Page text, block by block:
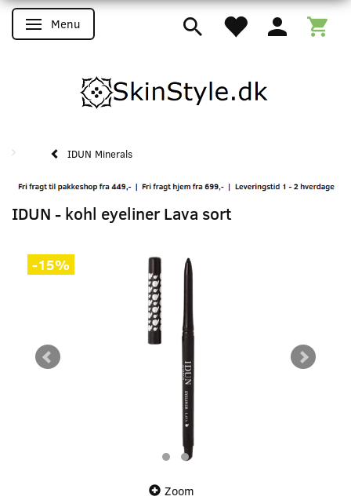
Skifte navigation
Menu
IDUN Minerals
IDUN - kohl eyeliner Lava sort
-15%
Zoom